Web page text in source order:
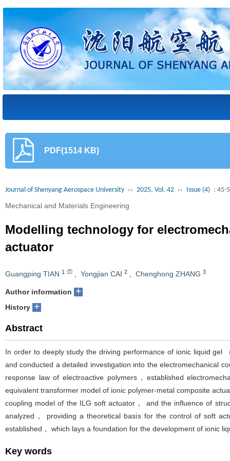
PDF(1514 KB)
Journal of Shenyang Aerospace University ›› 2025, Vol. 42 ›› Issue (4) : 45-
Mechanical and Materials Engineering
Modelling technology for
actuator
Guangping TIAN 1 Yongjian CAI 2 Chenghong ZHANG 3
Author information +
History +
Abstract
In order to deeply study the driving performance of ionic liquid gel
and conducted a detailed investigation into the electromechanical
response law of electroactive polymers，established
equivalent transformer model of ionic polymer-metal composite
coupling model of the ILG soft actuator， and the influence of
analyzed， providing a theoretical basis for the control of soft
established， which lays a foundation for the development of ionic
Key words